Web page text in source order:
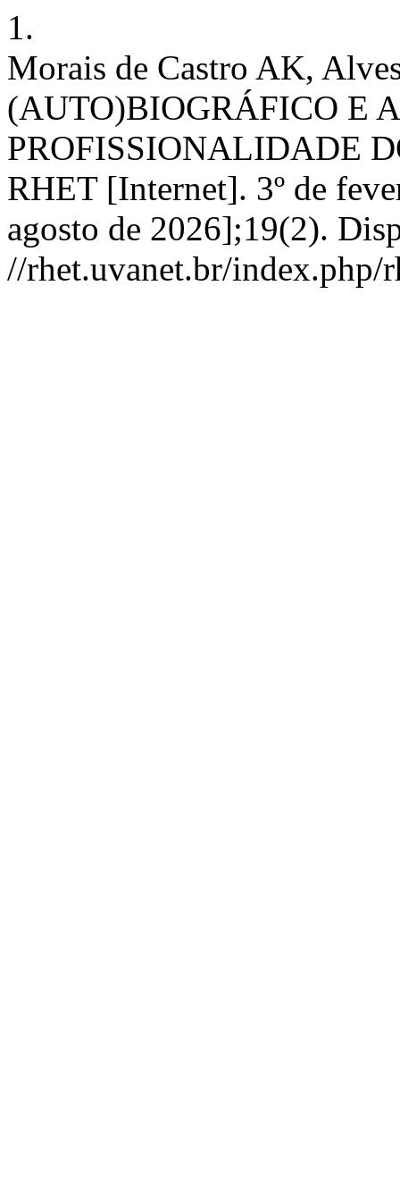
1.
Morais de Castro AK,
(AUTO)BIOGRÁFICO E
PROFISSIONALIDADE
RHET [Internet]. 3º de
agosto de 2026];19(2).
//rhet.uvanet.br/index.php/